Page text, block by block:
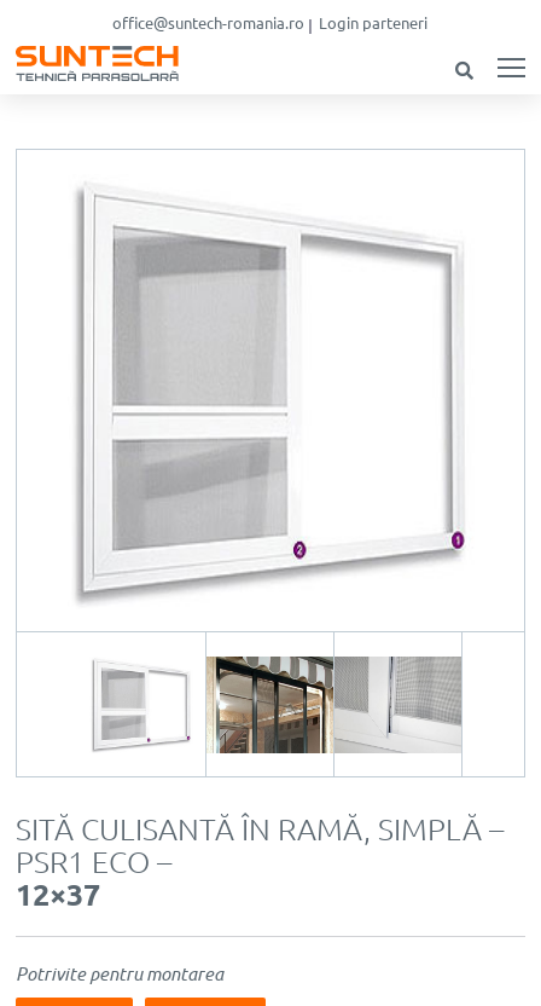
office@suntech-romania.ro Login parteneri
SITĂ CULISANTĂ ÎN RAMĂ, SIMPLĂ –
PSR1 ECO –
12×37
Potrivite pentru montarea